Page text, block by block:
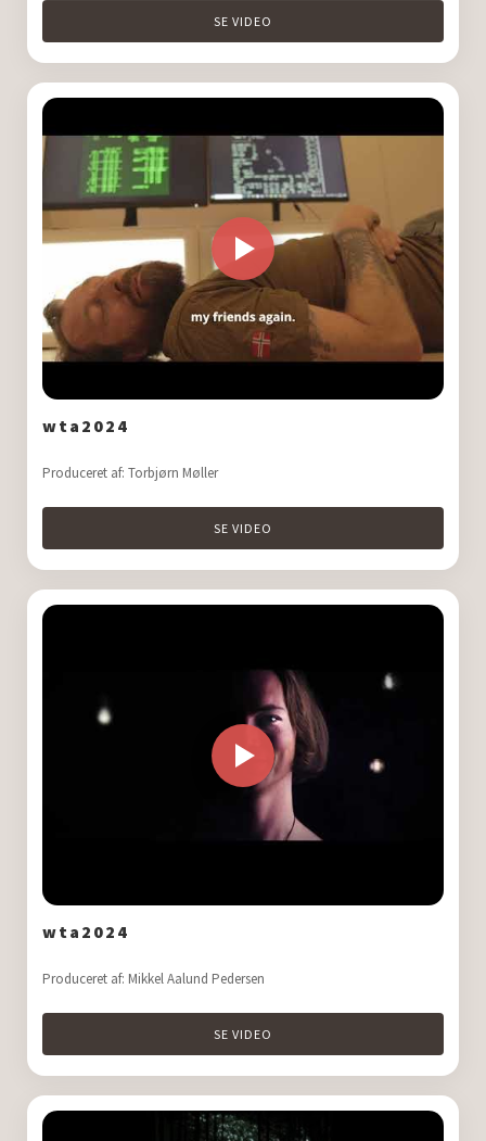
SE VIDEO
wta2024
Produceret af: Torbjørn Møller
SE VIDEO
wta2024
Produceret af: Mikkel Aalund Pedersen
SE VIDEO